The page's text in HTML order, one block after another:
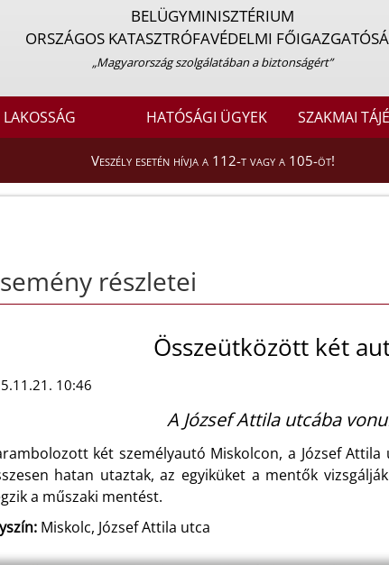
BELÜGYMINISZTÉRIUM
ORSZÁGOS KATASZTRÓFAVÉDELMI
„Magyarország szolgálatában a biztonságért”
LAKOSSÁG HATÓSÁGI ÜGYEK SZAKMAI
Veszély esetén hívja a 112-t vagy a 105-öt!
részletei
Összeütközött két
10:46
A József Attila utcába
két személyautó Miskolcon, a József
hatan utaztak, az egyiküket a mentők
a műszaki mentést.
Miskolc, József Attila utca